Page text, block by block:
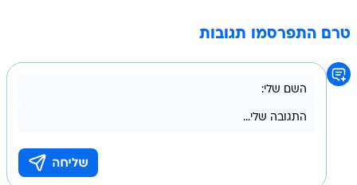
טרם התפרסמו תגובות